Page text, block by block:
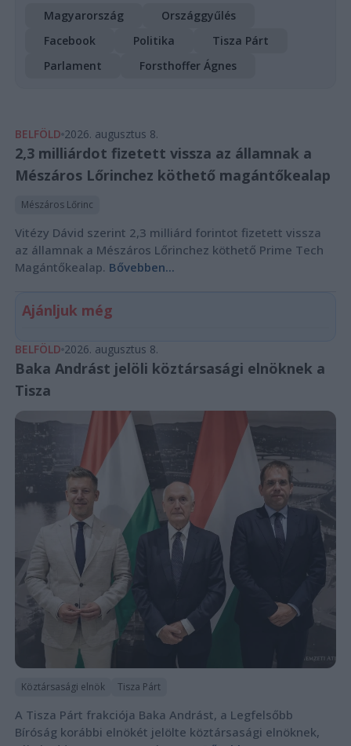
Magyarország
Országgyűlés
Facebook
Politika
Tisza Párt
Parlament
Forsthoffer Ágnes
BELFÖLD 2026. augusztus 8.
2,3 milliárdot fizetett vissza az államnak a
Mészáros Lőrinchez köthető magántőkealap
Mészáros Lőrinc
Vitézy Dávid szerint 2,3 milliárd forintot fizetett vissza
az államnak a Mészáros Lőrinchez köthető Prime Tech
Magántőkealap. Bővebben...
Ajánljuk még
BELFÖLD 2026. augusztus 8.
Baka Andrást jelöli köztársasági elnöknek a
Tisza
Köztársasági elnök Tisza Párt
A Tisza Párt frakciója Baka Andrást, a Legfelsőbb
Bíróság korábbi elnökét jelölte köztársasági elnöknek,